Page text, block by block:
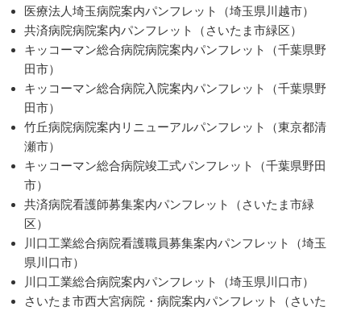
医療法人埼玉病院案内パンフレット（埼玉県川越市）
共済病院病院案内パンフレット（さいたま市緑区）
キッコーマン総合病院病院案内パンフレット（千葉県野
田市）
キッコーマン総合病院入院案内パンフレット（千葉県野
田市）
竹丘病院病院案内リニューアルパンフレット（東京都清
瀬市）
キッコーマン総合病院竣工式パンフレット（千葉県野田
市）
共済病院看護師募集案内パンフレット（さいたま市緑
区）
川口工業総合病院看護職員募集案内パンフレット（埼玉
県川口市）
川口工業総合病院案内パンフレット（埼玉県川口市）
さいたま市西大宮病院・病院案内パンフレット（さいた